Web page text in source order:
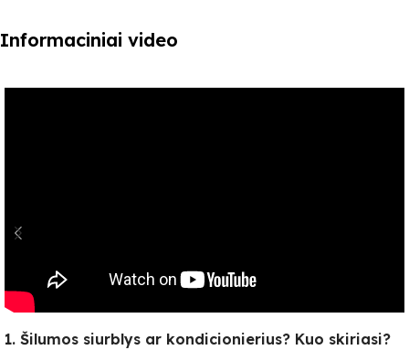
Informaciniai video
1. Šilumos siurblys ar kondicionierius? Kuo skiriasi?